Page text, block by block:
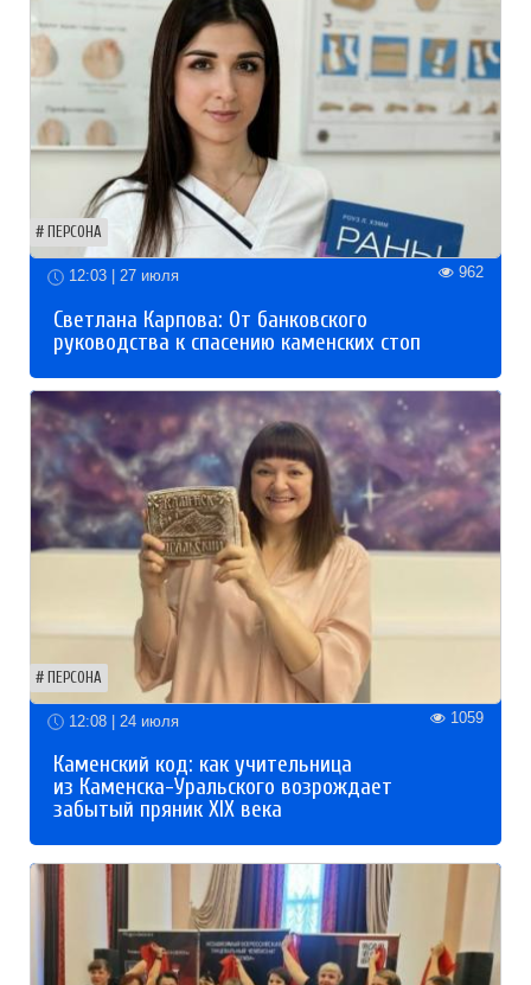
ПЕРСОНА
12:03 | 27 июля 962
Светлана Карпова: От банковского
руководства к спасению каменских стоп
ПЕРСОНА
12:08 | 24 июля 1059
Каменский код: как учительница
из Каменска-Уральского возрождает
забытый пряник XIX века